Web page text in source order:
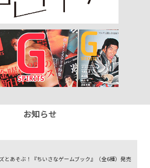
お知らせ
とあそぶ！『ちいさなゲームブック』（全6種）発売